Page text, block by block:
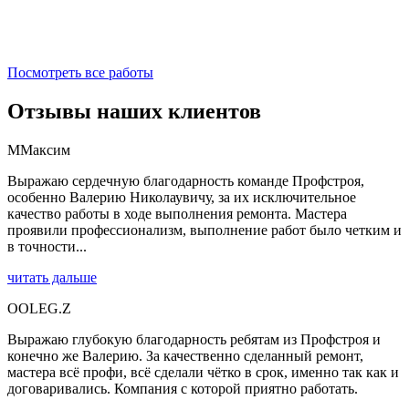
Посмотреть все работы
Отзывы наших клиентов
ММаксим
Выражаю сердечную благодарность команде Профстроя,
особенно Валерию Николаувичу, за их исключительное
качество работы в ходе выполнения ремонта. Мастера
проявили профессионализм, выполнение работ было четким и
в точности...
читать дальше
OOLEG.Z
Выражаю глубокую благодарность ребятам из Профстроя и
конечно же Валерию. За качественно сделанный ремонт,
мастера всё профи, всё сделали чётко в срок, именно так как и
договаривались. Компания с которой приятно работать.